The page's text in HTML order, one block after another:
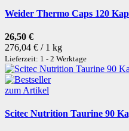
Weider Thermo Caps 120
26,50 €
276,04 € / 1 kg
Lieferzeit: 1 - 2 Werktage
zum Artikel
Scitec Nutrition Taurine 90